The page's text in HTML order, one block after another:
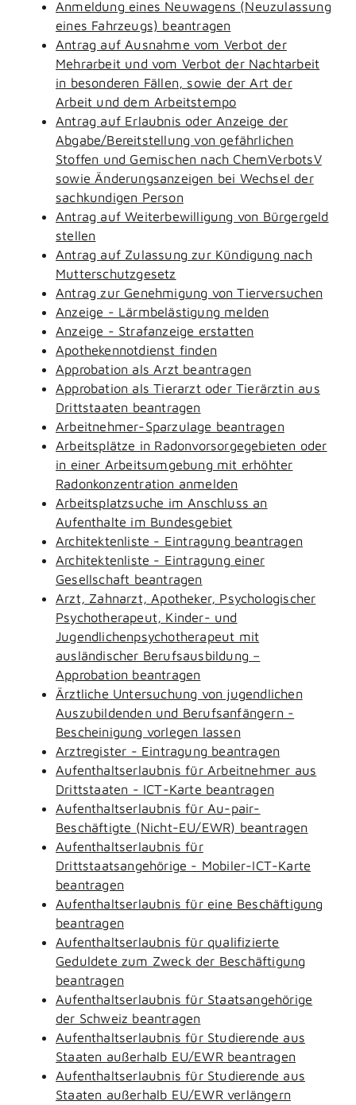
Anmeldung eines Neuwagens (Neuzulassung
eines Fahrzeugs) beantragen
Antrag auf Ausnahme vom Verbot der
Mehrarbeit und vom Verbot der Nachtarbeit
in besonderen Fällen, sowie der Art der
Arbeit und dem Arbeitstempo
Antrag auf Erlaubnis oder Anzeige der
Abgabe/Bereitstellung von gefährlichen
Stoffen und Gemischen nach ChemVerbotsV
sowie Änderungsanzeigen bei Wechsel der
sachkundigen Person
Antrag auf Weiterbewilligung von Bürgergeld
stellen
Antrag auf Zulassung zur Kündigung nach
Mutterschutzgesetz
Antrag zur Genehmigung von Tierversuchen
Anzeige - Lärmbelästigung melden
Anzeige - Strafanzeige erstatten
Apothekennotdienst finden
Approbation als Arzt beantragen
Approbation als Tierarzt oder Tierärztin aus
Drittstaaten beantragen
Arbeitnehmer-Sparzulage beantragen
Arbeitsplätze in Radonvorsorgegebieten oder
in einer Arbeitsumgebung mit erhöhter
Radonkonzentration anmelden
Arbeitsplatzsuche im Anschluss an
Aufenthalte im Bundesgebiet
Architektenliste - Eintragung beantragen
Architektenliste - Eintragung einer
Gesellschaft beantragen
Arzt, Zahnarzt, Apotheker, Psychologischer
Psychotherapeut, Kinder- und
Jugendlichenpsychotherapeut mit
ausländischer Berufsausbildung –
Approbation beantragen
Ärztliche Untersuchung von jugendlichen
Auszubildenden und Berufsanfängern -
Bescheinigung vorlegen lassen
Arztregister - Eintragung beantragen
Aufenthaltserlaubnis für Arbeitnehmer aus
Drittstaaten - ICT-Karte beantragen
Aufenthaltserlaubnis für Au-pair-
Beschäftigte (Nicht-EU/EWR) beantragen
Aufenthaltserlaubnis für
Drittstaatsangehörige - Mobiler-ICT-Karte
beantragen
Aufenthaltserlaubnis für eine Beschäftigung
beantragen
Aufenthaltserlaubnis für qualifizierte
Geduldete zum Zweck der Beschäftigung
beantragen
Aufenthaltserlaubnis für Staatsangehörige
der Schweiz beantragen
Aufenthaltserlaubnis für Studierende aus
Staaten außerhalb EU/EWR beantragen
Aufenthaltserlaubnis für Studierende aus
Staaten außerhalb EU/EWR verlängern